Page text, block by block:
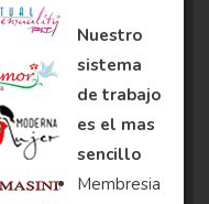
Nuestro
sistema
de trabajo
es el mas
sencillo
Membresia